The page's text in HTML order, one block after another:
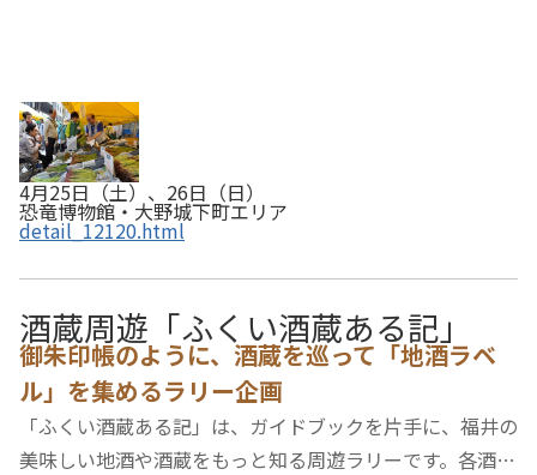
4月25日（土）、26日（日）
恐竜博物館・大野城下町エリア
detail_12120.html
酒蔵周遊「ふくい酒蔵ある記」
御朱印帳のように、酒蔵を巡って「地酒ラベ
ル」を集めるラリー企画
「ふくい酒蔵ある記」は、ガイドブックを片手に、福井の
美味しい地酒や酒蔵をもっと知る周遊ラリーです。各酒蔵